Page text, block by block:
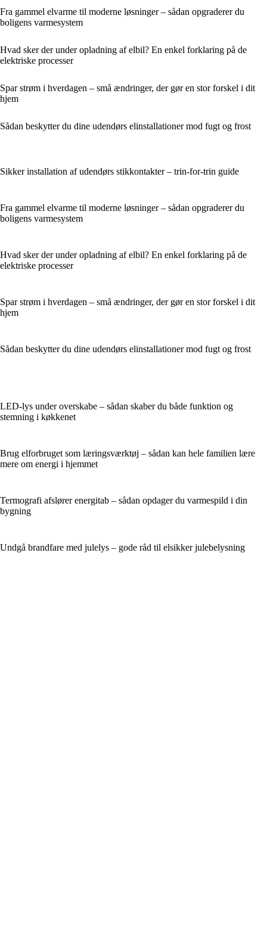
Fra gammel elvarme til moderne løsninger – sådan opgraderer du
boligens varmesystem
Hvad sker der under opladning af elbil? En enkel forklaring på de
elektriske processer
Spar strøm i hverdagen – små ændringer, der gør en stor forskel i dit
hjem
Sådan beskytter du dine udendørs elinstallationer mod fugt og frost
Sikker installation af udendørs stikkontakter – trin-for-trin guide
Fra gammel elvarme til moderne løsninger – sådan opgraderer du
boligens varmesystem
Hvad sker der under opladning af elbil? En enkel forklaring på de
elektriske processer
Spar strøm i hverdagen – små ændringer, der gør en stor forskel i dit
hjem
Sådan beskytter du dine udendørs elinstallationer mod fugt og frost
LED-lys under overskabe – sådan skaber du både funktion og
stemning i køkkenet
Brug elforbruget som læringsværktøj – sådan kan hele familien lære
mere om energi i hjemmet
Termografi afslører energitab – sådan opdager du varmespild i din
bygning
Undgå brandfare med julelys – gode råd til elsikker julebelysning